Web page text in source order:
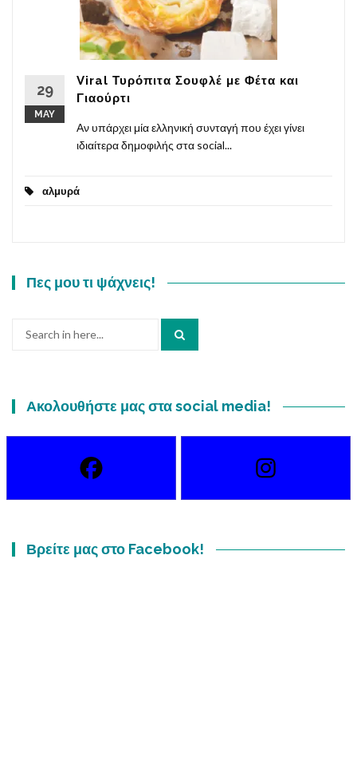
29
MAY
Viral Τυρόπιτα Σουφλέ με Φέτα και
Γιαούρτι
Αν υπάρχει μία ελληνική συνταγή που έχει γίνει
ιδιαίτερα δημοφιλής στα social...
αλμυρά
Πες μου τι ψάχνεις!
Ακολουθήστε μας στα social media!
Βρείτε μας στο Facebook!